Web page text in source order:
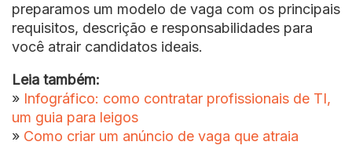
preparamos um modelo de vaga com os principais
requisitos, descrição e responsabilidades para
você atrair candidatos ideais.
Leia também:
» Infográfico: como contratar profissionais de TI,
um guia para leigos
» Como criar um anúncio de vaga que atraia